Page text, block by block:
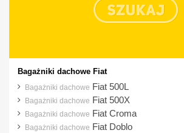
Dodge
DS
Fiat
Ford
Bagażniki dachowe Fiat
Bagażniki dachowe Fiat 500L
Bagażniki dachowe Fiat 500X
Bagażniki dachowe Fiat Croma
Bagażniki dachowe Fiat Doblo